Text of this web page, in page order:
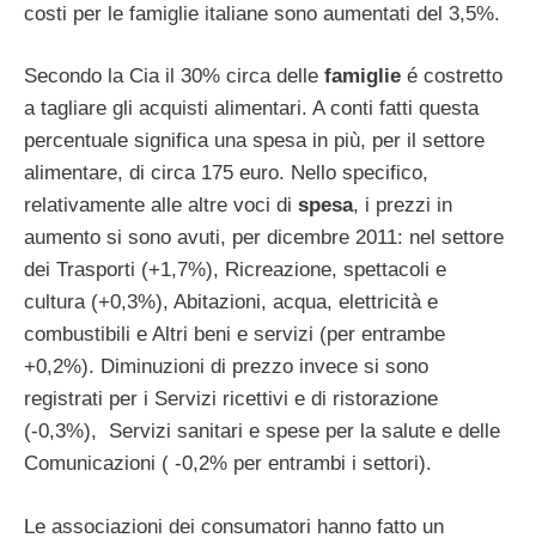
costi per le famiglie italiane sono aumentati del 3,5%.
Secondo la Cia il 30% circa delle famiglie é costretto
a tagliare gli acquisti alimentari. A conti fatti questa
percentuale significa una spesa in più, per il settore
alimentare, di circa 175 euro. Nello specifico,
relativamente alle altre voci di spesa, i prezzi in
aumento si sono avuti, per dicembre 2011: nel settore
dei Trasporti (+1,7%), Ricreazione, spettacoli e
cultura (+0,3%), Abitazioni, acqua, elettricità e
combustibili e Altri beni e servizi (per entrambe
+0,2%). Diminuzioni di prezzo invece si sono
registrati per i Servizi ricettivi e di ristorazione
(-0,3%), Servizi sanitari e spese per la salute e delle
Comunicazioni ( -0,2% per entrambi i settori).
Le associazioni dei consumatori hanno fatto un